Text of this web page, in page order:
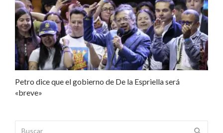
Petro dice que el gobierno de De la Espriella será
«breve»